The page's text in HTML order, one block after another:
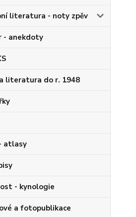
literatura - noty zpěv
- anekdoty
literatura do r. 1948
atlasy
- kynologie
a fotopublikace